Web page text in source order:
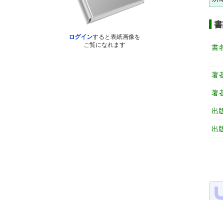
ログインすると表紙画像を
ご覧になれます
書
著
著
出
出